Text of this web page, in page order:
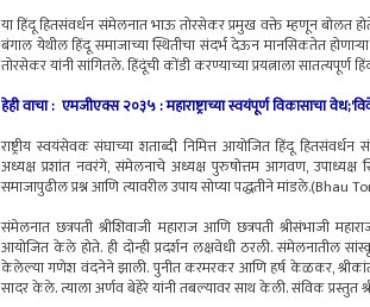
या हिंदू हितसंवर्धन संमेलनात भाऊ तोरसेकर प्रमुख वक्ते म्हणून बोलत
बंगाल येथील हिंदू समाजाच्या स्थितीचा संदर्भ देऊन मानसिकतेत
तोरसेकर यांनी सांगितले. हिंदूंची कोंडी करण्याच्या प्रयत्नाला
हेही वाचा : एमजीएक्स २०३५ : महाराष्ट्राच्या स्वयंपूर्ण विकासाचा
राष्ट्रीय स्वयंसेवक संघाच्या शताब्दी निमित्त आयोजित हिंदू
अध्यक्ष प्रशांत नवरंगे, संमेलनाचे अध्यक्ष पुरुषोत्तम आगवण, उपाध्यक्ष
समाजापुढील प्रश्न आणि त्यावरील उपाय सोप्या पद्धतीने मांडले.(Bhau
संमेलनात छत्रपती श्रीशिवाजी महाराज आणि छत्रपती श्रीसंभाजी
आयोजित केले होते. ही दोन्ही प्रदर्शन लक्षवेधी ठरली. संमेलनातील
केलेल्या गणेश वंदनेने झाली. पुनीत करमरकर आणि हर्ष केळकर,
सादर केले. त्याला अर्णव बेहेरे यांनी तबल्यावर साथ केली. संविक प्रस्तुत